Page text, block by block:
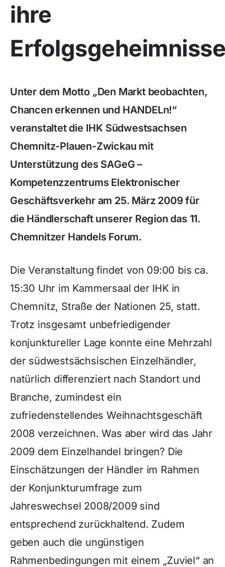
ihre
Erfolgsgeheimnisse
Unter dem Motto „Den Markt beobachten,
Chancen erkennen und HANDELn!“
veranstaltet die IHK Südwestsachsen
Chemnitz-Plauen-Zwickau mit
Unterstützung des SAGeG –
Kompetenzzentrums Elektronischer
Geschäftsverkehr am 25. März 2009 für
die Händlerschaft unserer Region das 11.
Chemnitzer Handels Forum.
Die Veranstaltung findet von 09:00 bis ca.
15:30 Uhr im Kammersaal der IHK in
Chemnitz, Straße der Nationen 25, statt.
Trotz insgesamt unbefriedigender
konjunktureller Lage konnte eine Mehrzahl
der südwestsächsischen Einzelhändler,
natürlich differenziert nach Standort und
Branche, zumindest ein
zufriedenstellendes Weihnachtsgeschäft
2008 verzeichnen. Was aber wird das Jahr
2009 dem Einzelhandel bringen? Die
Einschätzungen der Händler im Rahmen
der Konjunkturumfrage zum
Jahreswechsel 2008/2009 sind
entsprechend zurückhaltend. Zudem
geben auch die ungünstigen
Rahmenbedingungen mit einem „Zuviel“ an